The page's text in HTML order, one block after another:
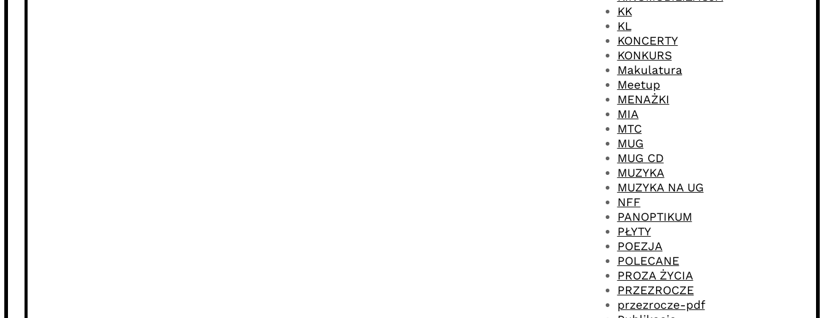
KK
KL
KONCERTY
KONKURS
Makulatura
Meetup
MENAŻKI
MIA
MTC
MUG
MUG CD
MUZYKA
MUZYKA NA UG
NFF
PANOPTIKUM
PŁYTY
POEZJA
POLECANE
PROZA ŻYCIA
PRZEZROCZE
przezrocze-pdf